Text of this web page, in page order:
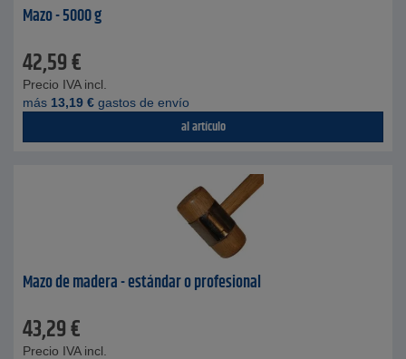
Mazo - 5000 g
42,59€
Precio IVA incl.
más 13,19 € gastos de envío
al artículo
Mazo de madera - estándar o profesional
43,29€
Precio IVA incl.